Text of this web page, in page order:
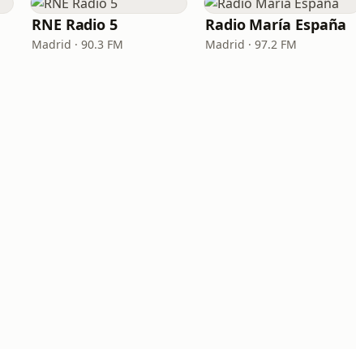
RNE Radio 5
Madrid · 90.3 FM
Radio María España
Madrid · 97.2 FM